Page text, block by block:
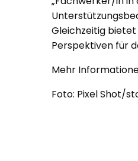
Gleichzeitig
Perspektiven für
Mehr
Foto: Pixel Shot/